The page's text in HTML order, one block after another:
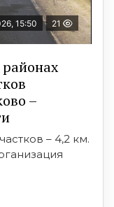
15:50 21
–
– 4,2 км.